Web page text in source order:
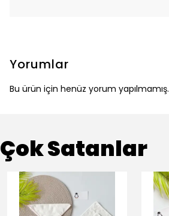
Yorumlar
Bu ürün için henüz yorum yapılmamış.
Çok Satanlar